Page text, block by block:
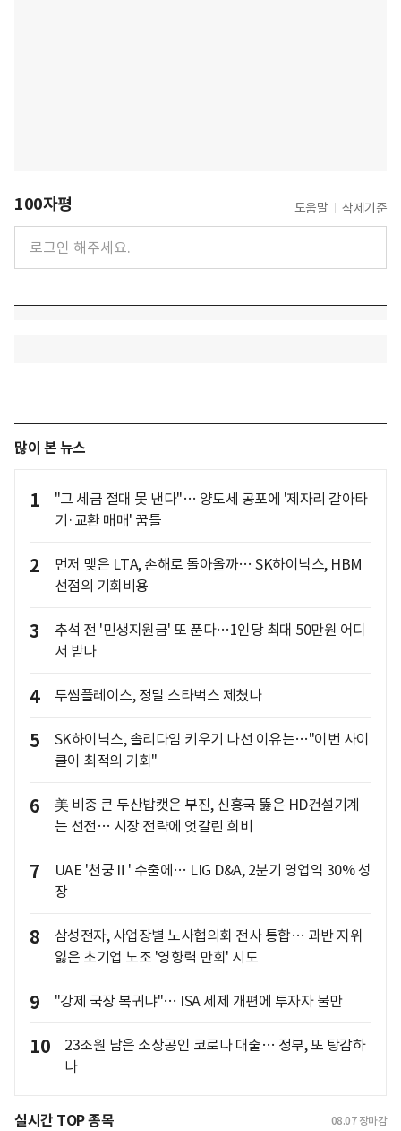
100자평 도움말 삭제기준
많이 본 뉴스
1
"그 세금 절대 못 낸다"… 양도세 공포에 '제자리 갈아타
기·교환 매매' 꿈틀
2
먼저 맺은 LTA, 손해로 돌아올까… SK하이닉스, HBM
선점의 기회비용
3
추석 전 '민생지원금' 또 푼다…1인당 최대 50만원 어디
서 받나
4 투썸플레이스, 정말 스타벅스 제쳤나
5
SK하이닉스, 솔리다임 키우기 나선 이유는…"이번 사이
클이 최적의 기회"
6
美 비중 큰 두산밥캣은 부진, 신흥국 뚫은 HD건설기계
는 선전… 시장 전략에 엇갈린 희비
7
UAE '천궁Ⅱ' 수출에… LIG D&A, 2분기 영업익 30% 성
장
8
삼성전자, 사업장별 노사협의회 전사 통합… 과반 지위
잃은 초기업 노조 '영향력 만회' 시도
9 "강제 국장 복귀냐"… ISA 세제 개편에 투자자 불만
10
23조원 남은 소상공인 코로나 대출… 정부, 또 탕감하
나
실시간 TOP 종목 08.07 장마감